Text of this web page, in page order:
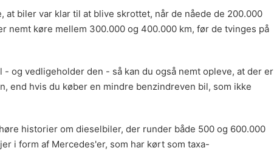
at biler var klar til at blive skrottet, når de nåede de 200.000
nemt køre mellem 300.000 og 400.000 km, før de tvinges på
og vedligeholder den - så kan du også nemt opleve, at der er
end hvis du køber en mindre benzindreven bil, som ikke
historier om dieselbiler, der runder både 500 og 600.000
i form af Mercedes'er, som har kørt som taxa-